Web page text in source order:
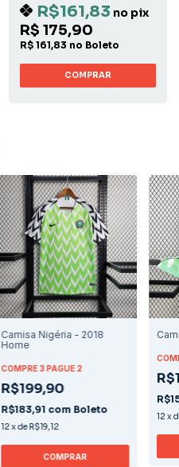
R$161,83 no pix
R$ 175,90
R$ 161,83 no Boleto
COMPRAR
Camisa Nigéria - 2018
Home
COMPRE 3 PAGUE 2
R$199,90
R$183,91 com Boleto
12xde R$19,12
COMPRAR
12 x